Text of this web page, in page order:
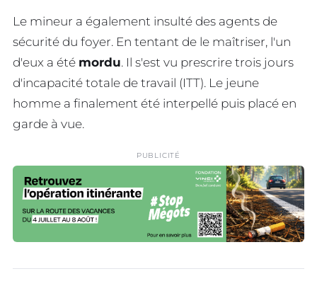
Le mineur a également insulté des agents de
sécurité du foyer. En tentant de le maîtriser, l'un
d'eux a été mordu. Il s'est vu prescrire trois jours
d'incapacité totale de travail (ITT). Le jeune
homme a finalement été interpellé puis placé en
garde à vue.
PUBLICITÉ